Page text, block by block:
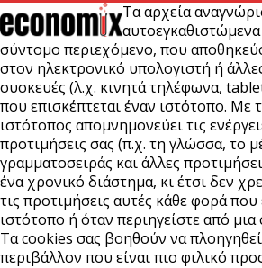
Τα αρχεία
σύντομο περιεχόμενο, που
στον ηλεκτρονικό υπολογιστή ή
συσκευές (λ.χ. κινητά τηλέφωνα,
που επισκέπτεται έναν ιστότοπο. Με
ιστότοπος απομνημονεύει τις
προτιμήσεις σας (π.χ. τη γλώσσα, το
γραμματοσειράς και άλλες
ένα χρονικό διάστημα, κι έτσι δεν
τις προτιμήσεις αυτές κάθε φορά που
ιστότοπο ή όταν περιηγείστε από
Τα cookies σας βοηθούν να
περιβάλλον που είναι πιο φιλικό